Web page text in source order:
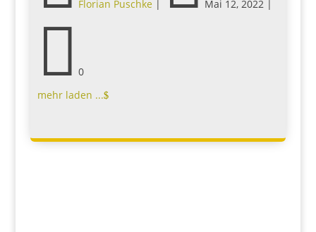
Florian Puschke| Mai 12, 2022|
 0
mehr laden ...